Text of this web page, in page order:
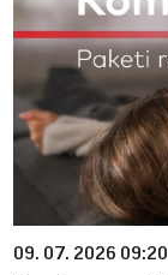
09. 07. 2026 09:20